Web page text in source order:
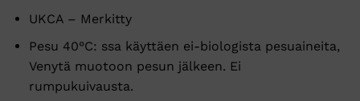
UKCA – Merkitty
Pesu 40°C: ssa käyttäen ei-biologista pesuaineita,
Venytä muotoon pesun jälkeen. Ei
rumpukuivausta.